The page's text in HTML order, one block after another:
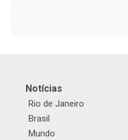
Notícias
Rio de Janeiro
Brasil
Mundo